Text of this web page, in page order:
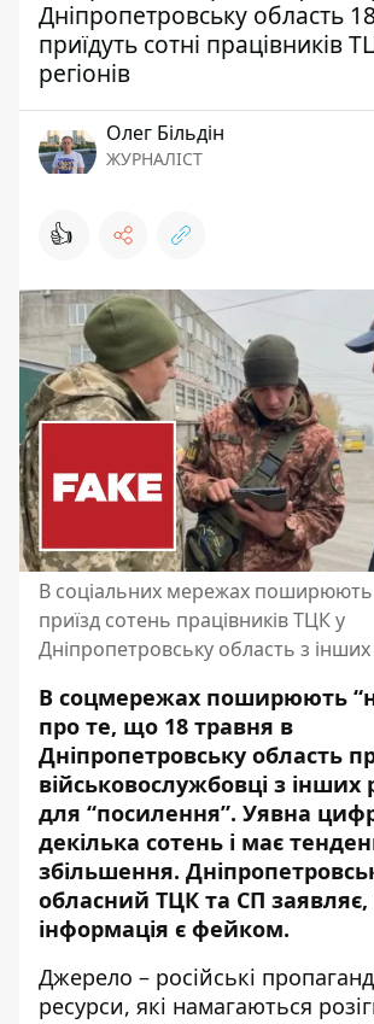
Дніпропетровську область
приїдуть сотні працівників
регіонів
Олег Більдін
ЖУРНАЛІСТ
👍
В соціальних мережах
приїзд сотень працівників ТЦК у
Дніпропетровську область з інших
В соцмережах поширюють
про те, що 18 травня в
Дніпропетровську область
військовослужбовці з інших
для “посилення”. Уявна
декілька сотень і має
збільшення.
обласний ТЦК та СП
інформація є фейком.
Джерело – російські
ресурси, які намагаються